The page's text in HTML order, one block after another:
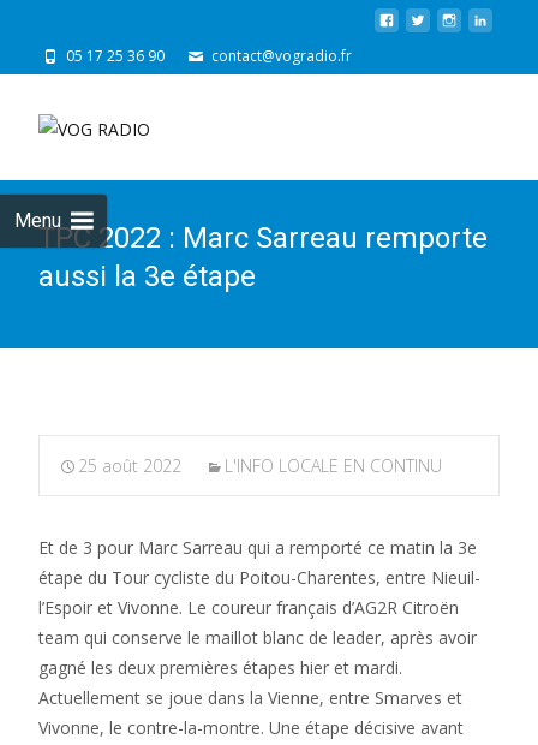
05 17 25 36 90 contact@vogradio.fr
Menu
TPC 2022 : Marc Sarreau remporte
aussi la 3e étape
25 août 2022 L'INFO LOCALE EN CONTINU
Et de 3 pour Marc Sarreau qui a remporté ce matin la 3e
étape du Tour cycliste du Poitou-Charentes, entre Nieuil-
l’Espoir et Vivonne. Le coureur français d’AG2R Citroën
team qui conserve le maillot blanc de leader, après avoir
gagné les deux premières étapes hier et mardi.
Actuellement se joue dans la Vienne, entre Smarves et
Vivonne, le contre-la-montre. Une étape décisive avant